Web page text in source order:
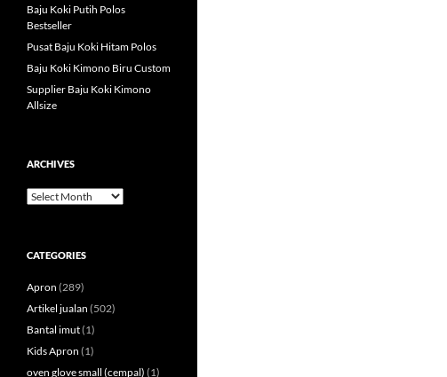
Baju Koki Putih Polos
Bestseller
Pusat Baju Koki Hitam Polos
Baju Koki Kimono Biru Custom
Supplier Baju Koki Kimono
Allsize
ARCHIVES
Archives
CATEGORIES
Apron (289)
Artikel jualan (502)
Bantal imut(1)
Kids Apron (1)
oven glove small (cempal) (1)